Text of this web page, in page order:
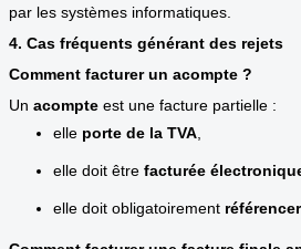
par les systèmes informatiques.
4. Cas fréquents générant des rejets
Comment facturer un acompte ?
Un acompte est une facture partielle :
elle porte de la TVA
elle doit être facturée
elle doit obligatoirement